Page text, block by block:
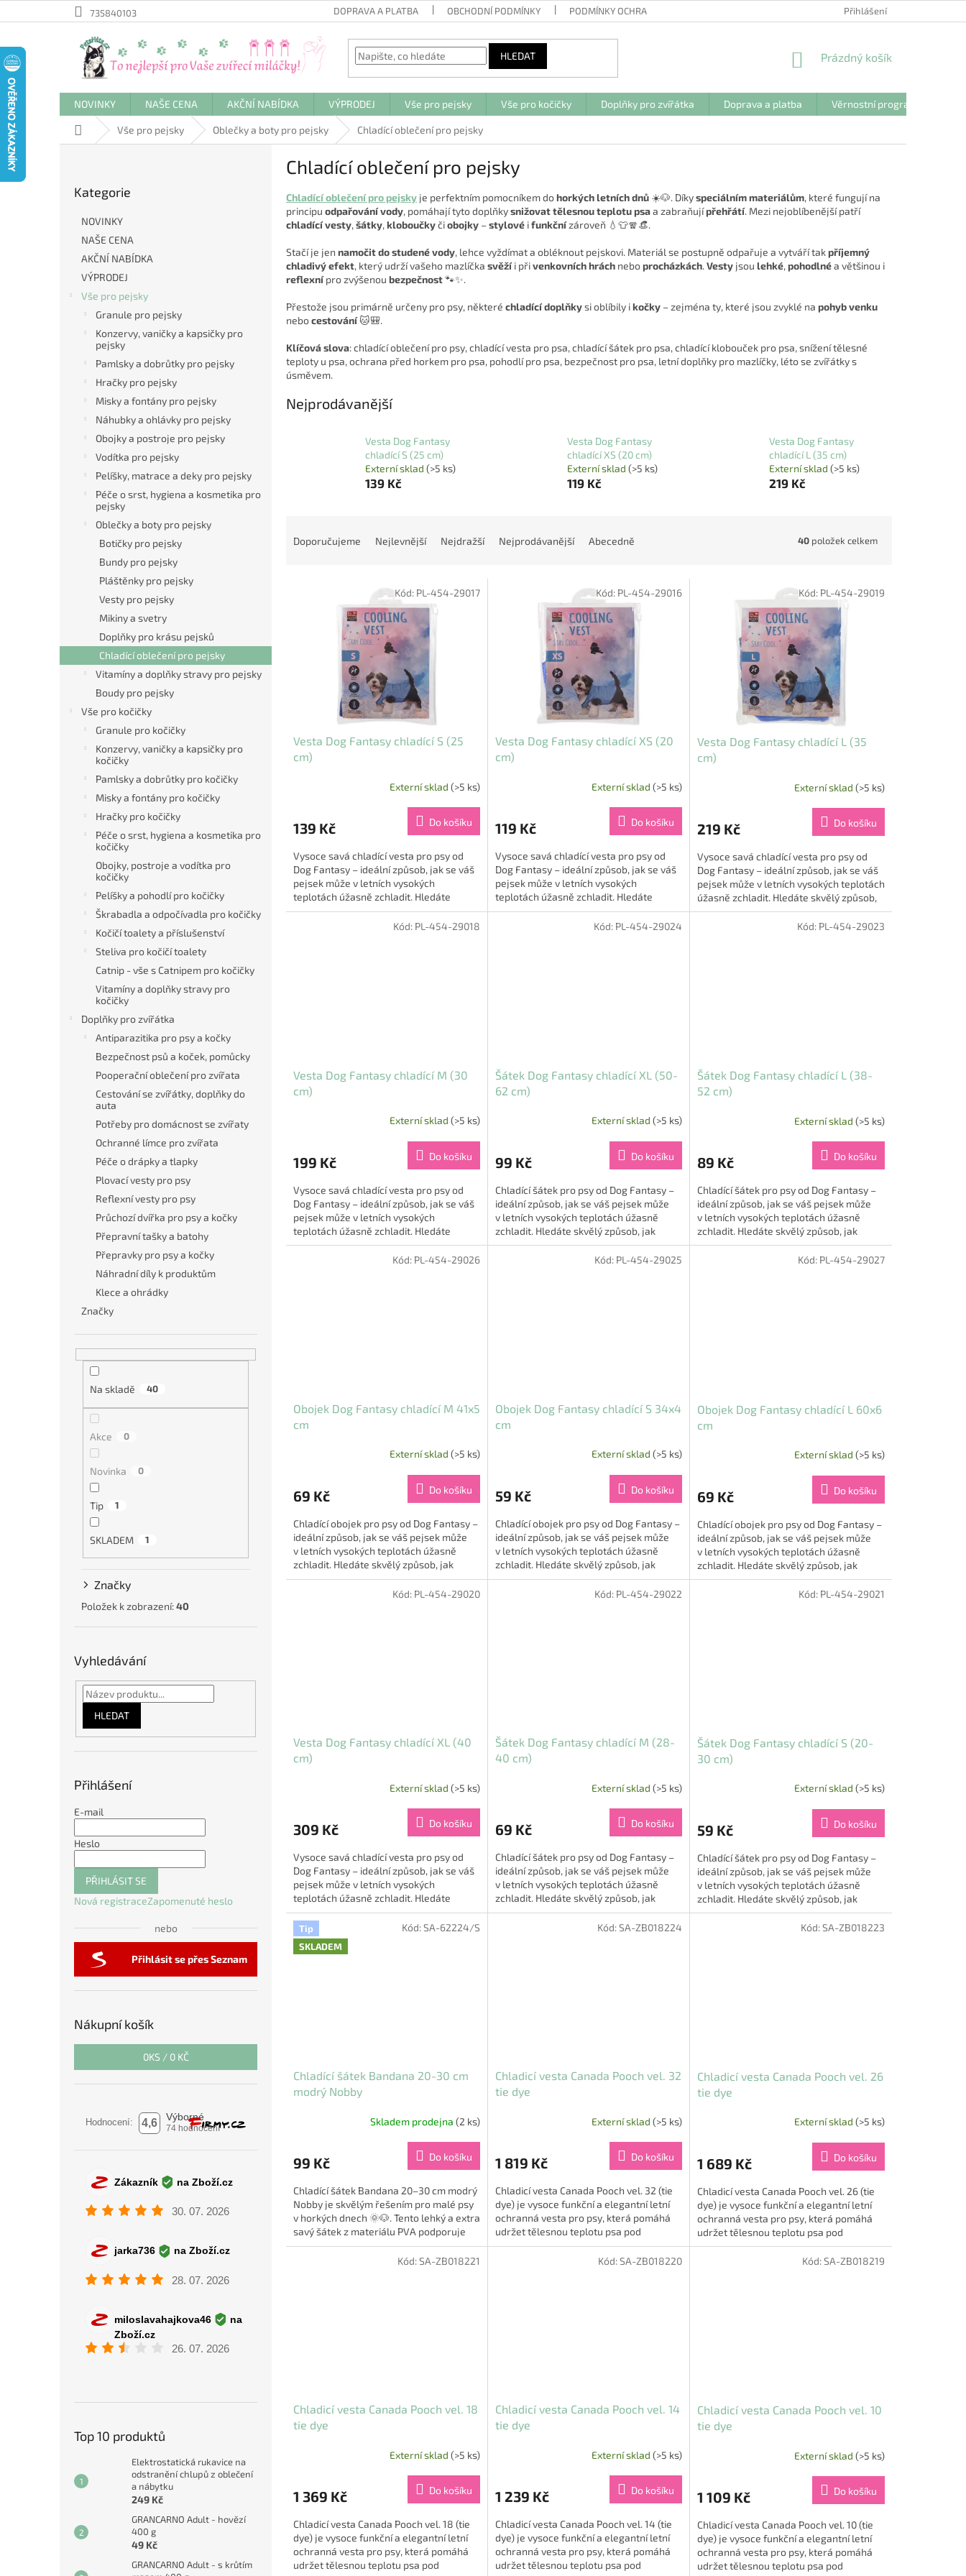
na
735840103 DOPRAVA A PLATBA OBCHODNÍ PODMÍNKY PODMÍNKY OCHRANY OSOBNÍCH ÚDAJŮ Přihlášení
HLEDAT
NÁKUPNÍ
Prázdný košík
NOVINKY NAŠE CENA AKČNÍ NABÍDKA VÝPRODEJ Vše pro pejsky Vše pro kočičky Doplňky pro zvířátka Doprava a platba Věrnostní program
Domů Vše pro pejsky Oblečky a boty pro pejsky Chladící oblečení pro pejsky
kategorie
Kategorie
NOVINKY
NAŠE CENA
AKČNÍ NABÍDKA
VÝPRODEJ
Vše pro pejsky
Granule pro pejsky
Konzervy, vaničky a kapsičky pro
pejsky
Pamlsky a dobrůtky pro pejsky
Hračky pro pejsky
Misky a fontány pro pejsky
Náhubky a ohlávky pro pejsky
Obojky a postroje pro pejsky
Vodítka pro pejsky
Pelíšky, matrace a deky pro pejsky
Péče o srst, hygiena a kosmetika pro
pejsky
Oblečky a boty pro pejsky
Botičky pro pejsky
Bundy pro pejsky
Pláštěnky pro pejsky
Vesty pro pejsky
Mikiny a svetry
Doplňky pro krásu pejsků
Chladící oblečení pro pejsky
Vitamíny a doplňky stravy pro pejsky
Boudy pro pejsky
Vše pro kočičky
Granule pro kočičky
Konzervy, vaničky a kapsičky pro
kočičky
Pamlsky a dobrůtky pro kočičky
Misky a fontány pro kočičky
Hračky pro kočičky
Péče o srst, hygiena a kosmetika pro
kočičky
Obojky, postroje a vodítka pro
kočičky
Pelíšky a pohodlí pro kočičky
Škrabadla a odpočívadla pro kočičky
Kočičí toalety a příslušenství
Steliva pro kočičí toalety
Catnip - vše s Catnipem pro kočičky
Vitamíny a doplňky stravy pro
kočičky
Doplňky pro zvířátka
Antiparazitika pro psy a kočky
Bezpečnost psů a koček, pomůcky
Pooperační oblečení pro zvířata
Cestování se zvířátky, doplňky do
auta
Potřeby pro domácnost se zvířaty
Ochranné límce pro zvířata
Péče o drápky a tlapky
Plovací vesty pro psy
Reflexní vesty pro psy
Průchozí dvířka pro psy a kočky
Přepravní tašky a batohy
Přepravky pro psy a kočky
Náhradní díly k produktům
Klece a ohrádky
Značky
Na skladě 40
Akce 0
Novinka 0
Tip 1
SKLADEM 1
Značky
Položek k zobrazení:40
Vyhledávání
HLEDAT
Přihlášení
E-mail
Heslo
PŘIHLÁSIT SE
Nová registraceZapomenuté heslo
nebo
Přihlásit se přes Seznam
Nákupní košík
0KS / 0 KČ
Top 10 produktů
Elektrostatická rukavice na
odstranění chlupů z oblečení
a nábytku
249 Kč
GRANCARNO Adult - hovězí
400 g
49 Kč
GRANCARNO Adult - s krůtím
Chladící oblečení pro pejsky
Chladící oblečení pro pejsky je perfektním pomocníkem dohorkých letních dnů ☀️🐶. Díkyspeciálním materiálům, které fungují na
principu odpařování vody, pomáhají tyto doplňkysnižovat tělesnou teplotu psaa zabraňujípřehřátí. Mezi nejoblíbenější patří
chladící vesty,šátky,kloboučkyčiobojky –stylové ifunkčnízároveň 💧👕🧣👒.
Stačí je jen namočit do studené vody, lehce vyždímat a obléknout pejskovi. Materiál se postupně odpařuje a vytváří takpříjemný
chladivý efekt, který udrží vašeho mazlíčka svěžíi přivenkovních hrách neboprocházkách.Vesty jsou lehké,pohodlnéa většinou i
reflexnípro zvýšenou bezpečnost🐾✨.
Přestože jsou primárně určeny pro psy, některé chladící doplňkysi oblíbily ikočky – zejména ty, které jsou zvyklé na pohyb venku
nebocestování🐱🎒.
Klíčová slova: chladící oblečení pro psy, chladící vesta pro psa, chladící šátek pro psa, chladící klobouček pro psa, snížení tělesné
teploty u psa, ochrana před horkem pro psa, pohodlí pro psa, bezpečnost pro psa, letní doplňky pro mazlíčky, léto se zvířátky s
úsměvem.
Nejprodávanější
Vesta Dog Fantasy
chladící S (25 cm)
Externí sklad (>5 ks)
139 Kč
Vesta Dog Fantasy
chladící XS (20 cm)
Externí sklad (>5 ks)
119 Kč
Vesta Dog Fantasy
chladící L (35 cm)
Externí sklad (>5 ks)
219 Kč
Doporučujeme Nejlevnější Nejdražší Nejprodávanější Abecedně 40 položek celkem
Vesta Dog Fantasy chladící S (25
cm)
Externí sklad (>5 ks)
139 Kč Do košíku
Vysoce savá chladící vesta pro psy od
Dog Fantasy – ideální způsob, jak se váš
pejsek může v letních vysokých
teplotách úžasně zchladit. Hledáte
skvělý způsob, jak...
Kód: PL-454-29017
Vesta Dog Fantasy chladící XS (20
cm)
Externí sklad (>5 ks)
119 Kč Do košíku
Vysoce savá chladící vesta pro psy od
Dog Fantasy – ideální způsob, jak se váš
pejsek může v letních vysokých
teplotách úžasně zchladit. Hledáte
skvělý způsob, jak...
Kód: PL-454-29016
Vesta Dog Fantasy chladící L (35
cm)
Externí sklad (>5 ks)
219 Kč Do košíku
Vysoce savá chladící vesta pro psy od
Dog Fantasy – ideální způsob, jak se váš
pejsek může v letních vysokých teplotách
úžasně zchladit. Hledáte skvělý způsob,
jak...
Kód: PL-454-29019
Vesta Dog Fantasy chladící M (30
cm)
Externí sklad (>5 ks)
199 Kč Do košíku
Vysoce savá chladící vesta pro psy od
Dog Fantasy – ideální způsob, jak se váš
pejsek může v letních vysokých
teplotách úžasně zchladit. Hledáte
skvělý způsob, jak...
Kód: PL-454-29018
Šátek Dog Fantasy chladící XL (50-
62 cm)
Externí sklad (>5 ks)
99 Kč Do košíku
Chladící šátek pro psy od Dog Fantasy –
ideální způsob, jak se váš pejsek může
v letních vysokých teplotách úžasně
zchladit. Hledáte skvělý způsob, jak
ochladit a...
Kód: PL-454-29024
Šátek Dog Fantasy chladící L (38-
52 cm)
Externí sklad (>5 ks)
89 Kč Do košíku
Chladící šátek pro psy od Dog Fantasy –
ideální způsob, jak se váš pejsek může
v letních vysokých teplotách úžasně
zchladit. Hledáte skvělý způsob, jak
ochladit a...
Kód: PL-454-29023
Obojek Dog Fantasy chladící M 41x5
cm
Externí sklad (>5 ks)
69 Kč Do košíku
Chladící obojek pro psy od Dog Fantasy –
ideální způsob, jak se váš pejsek může
v letních vysokých teplotách úžasně
zchladit. Hledáte skvělý způsob, jak
ochladit a...
Kód: PL-454-29026
Obojek Dog Fantasy chladící S 34x4
cm
Externí sklad (>5 ks)
59 Kč Do košíku
Chladící obojek pro psy od Dog Fantasy –
ideální způsob, jak se váš pejsek může
v letních vysokých teplotách úžasně
zchladit. Hledáte skvělý způsob, jak
ochladit a...
Kód: PL-454-29025
Obojek Dog Fantasy chladící L 60x6
cm
Externí sklad (>5 ks)
69 Kč Do košíku
Chladící obojek pro psy od Dog Fantasy –
ideální způsob, jak se váš pejsek může
v letních vysokých teplotách úžasně
zchladit. Hledáte skvělý způsob, jak
ochladit a...
Kód: PL-454-29027
Vesta Dog Fantasy chladící XL (40
cm)
Externí sklad (>5 ks)
309 Kč Do košíku
Vysoce savá chladící vesta pro psy od
Dog Fantasy – ideální způsob, jak se váš
pejsek může v letních vysokých
teplotách úžasně zchladit. Hledáte
skvělý způsob, jak...
Kód: PL-454-29020
Šátek Dog Fantasy chladící M (28-
40 cm)
Externí sklad (>5 ks)
69 Kč Do košíku
Chladící šátek pro psy od Dog Fantasy –
ideální způsob, jak se váš pejsek může
v letních vysokých teplotách úžasně
zchladit. Hledáte skvělý způsob, jak
ochladit a...
Kód: PL-454-29022
Šátek Dog Fantasy chladící S (20-
30 cm)
Externí sklad (>5 ks)
59 Kč Do košíku
Chladící šátek pro psy od Dog Fantasy –
ideální způsob, jak se váš pejsek může
v letních vysokých teplotách úžasně
zchladit. Hledáte skvělý způsob, jak
ochladit a...
Kód: PL-454-29021
Tip
SKLADEM
Chladící šátek Bandana 20-30 cm
modrý Nobby
Skladem prodejna (2 ks)
99 Kč Do košíku
Chladící šátek Bandana 20–30 cm modrý
Nobby je skvělým řešením pro malé psy
v horkých dnech 🌞🐶. Tento lehký a extra
savý šátek z materiálu PVA podporuje
přirozenou termoregulaci...
Kód:SA-62224/S
Chladicí vesta Canada Pooch vel. 32
tie dye
Externí sklad (>5 ks)
1 819 Kč Do košíku
Chladicí vesta Canada Pooch vel. 32 (tie
dye) je vysoce funkční a elegantní letní
ochranná vesta pro psy, která pomáhá
udržet tělesnou teplotu psa pod
kontrolou i za největších...
Kód:SA-ZB018224
Chladicí vesta Canada Pooch vel. 26
tie dye
Externí sklad (>5 ks)
1 689 Kč Do košíku
Chladicí vesta Canada Pooch vel. 26 (tie
dye) je vysoce funkční a elegantní letní
ochranná vesta pro psy, která pomáhá
udržet tělesnou teplotu psa pod
kontrolou i za největších...
Kód:SA-ZB018223
Chladicí vesta Canada Pooch vel. 18
tie dye
Externí sklad (>5 ks)
1 369 Kč Do košíku
Chladicí vesta Canada Pooch vel. 18 (tie
dye) je vysoce funkční a elegantní letní
ochranná vesta pro psy, která pomáhá
udržet tělesnou teplotu psa pod
Kód:SA-ZB018221
Chladicí vesta Canada Pooch vel. 14
tie dye
Externí sklad (>5 ks)
1 239 Kč Do košíku
Chladicí vesta Canada Pooch vel. 14 (tie
dye) je vysoce funkční a elegantní letní
ochranná vesta pro psy, která pomáhá
udržet tělesnou teplotu psa pod
Kód:SA-ZB018220
Chladicí vesta Canada Pooch vel. 10
tie dye
Externí sklad (>5 ks)
1 109 Kč Do košíku
Chladicí vesta Canada Pooch vel. 10 (tie
dye) je vysoce funkční a elegantní letní
ochranná vesta pro psy, která pomáhá
udržet tělesnou teplotu psa pod
Kód:SA-ZB018219